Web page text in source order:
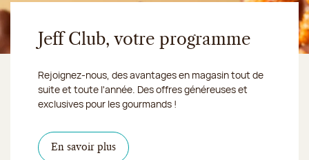
Jeff Club, votre programme
Rejoignez-nous, des avantages en magasin tout de
suite et toute l'année. Des offres généreuses et
exclusives pour les gourmands !
En savoir plus